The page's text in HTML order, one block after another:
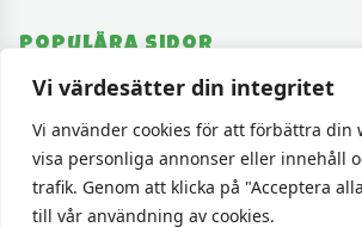
Vi värdesätter din integritet
Vi använder cookies för att förbättra din
visa personliga annonser eller innehåll
trafik. Genom att klicka på "Acceptera
till vår användning av cookies.
Populära sidor
Varumärken
Fyndhörnan
1000 bitars pussel
Sällskapspel